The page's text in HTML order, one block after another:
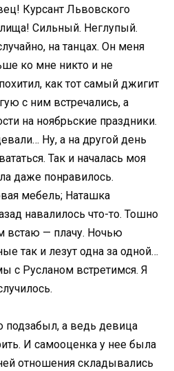
Курсант Львовского
Сильный. Неглупый.
на танцах. Он меня
ко мне никто и не
как тот самый джигит
с ним встречались, а
на ноябрьские праздники.
Ну, а на другой день
Так и началась моя
даже понравилось.
мебель; Наташка
навалилось что-то. Тошно
встаю — плачу. Ночью
так и лезут одна за одной…
с Русланом встретимся. Я
подзабыл, а ведь девица
И самооценка у нее была
отношения складывались